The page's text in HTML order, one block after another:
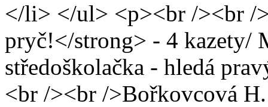
</li> </ul> <p><br /><br /
pryč!</strong> - 4 kazety/
středoškolačka - hledá
<br /><br />Bořkovcová